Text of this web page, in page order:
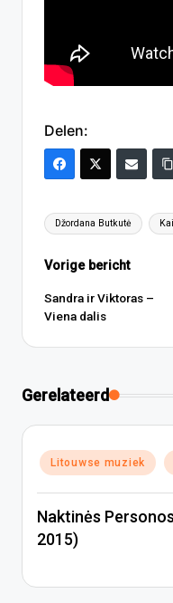
Delen:
Tags:
Džordana Butkutė
Bericht
navigatie
Vorige bericht
Sandra ir Viktoras –
Viena dalis
Gerelateerd
Geplaatst
in
Litouwse muziek
Naktinės
2015)